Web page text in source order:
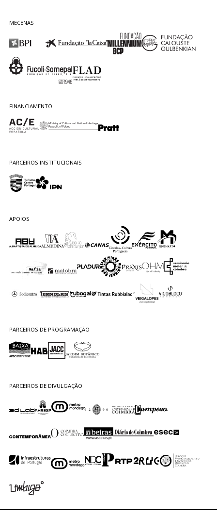
MECENAS
FINANCIAMENTO
PARCEIROS INSTITUCIONAIS
APOIOS
PARCEIROS DE PROGRAMAÇÃO
PARCEIROS DE DIVULGAÇÃO